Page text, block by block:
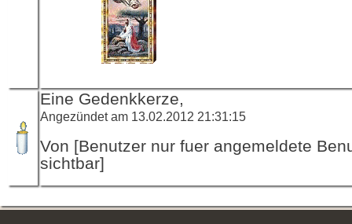
Eine Gedenkkerze,
Angezündet am 13.02.2012 21:31:15
Von [Benutzer nur fuer angemeldete
sichtbar]